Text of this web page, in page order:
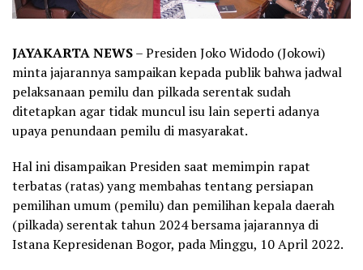
JAYAKARTA NEWS– Presiden Joko Widodo (Jokowi)
minta jajarannya sampaikan kepada publik bahwa jadwal
pelaksanaan pemilu dan pilkada serentak sudah
ditetapkan agar tidak muncul isu lain seperti adanya
upaya penundaan pemilu di masyarakat.
Hal ini disampaikan Presiden saat memimpin rapat
terbatas (ratas) yang membahas tentang persiapan
pemilihan umum (pemilu) dan pemilihan kepala daerah
(pilkada) serentak tahun 2024 bersama jajarannya di
Istana Kepresidenan Bogor, pada Minggu, 10 April 2022.